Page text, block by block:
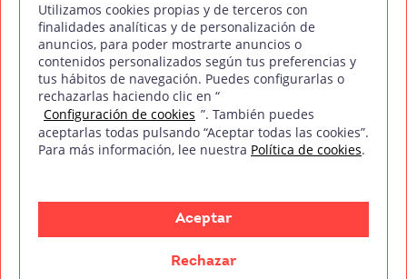
Síguenos en Redes Sociales
mm 2026
Política de privacidad Política de cookies
Aviso legal
Utilizamos cookies propias y de terceros con
finalidades analíticas y de personalización de
anuncios, para poder mostrarte anuncios o
contenidos personalizados según tus preferencias y
tus hábitos de navegación. Puedes configurarlas o
rechazarlas haciendo clic en “
Configuración de cookies ”. También puedes
aceptarlas todas pulsando “Aceptar todas las cookies”.
Para más información, lee nuestra Política de cookies.
Aceptar
Rechazar